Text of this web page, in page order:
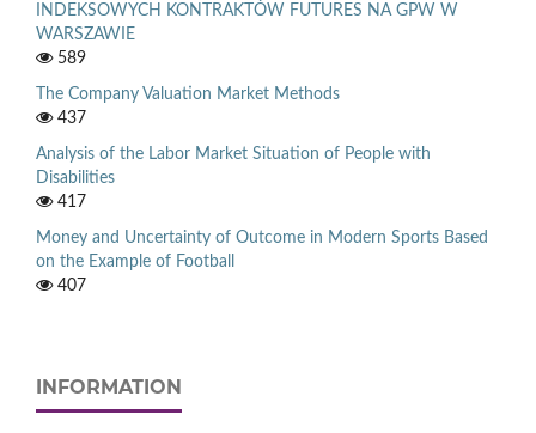
INDEKSOWYCH KONTRAKTÓW FUTURES NA GPW W
WARSZAWIE
589
The Company Valuation Market Methods
437
Analysis of the Labor Market Situation of People with
Disabilities
417
Money and Uncertainty of Outcome in Modern Sports Based
on the Example of Football
407
INFORMATION